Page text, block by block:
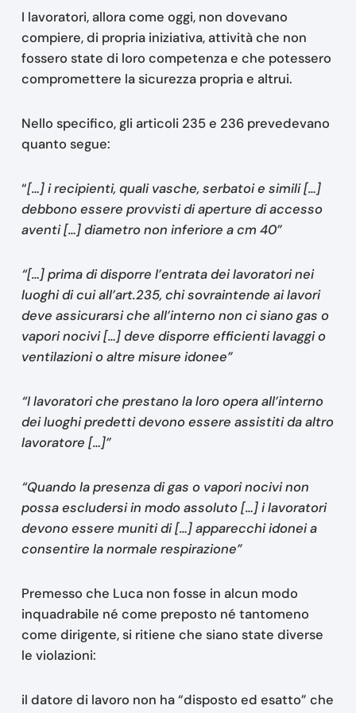
I lavoratori, allora come oggi, non dovevano
compiere, di propria iniziativa, attività che non
fossero state di loro competenza e che potessero
compromettere la sicurezza propria e altrui.
Nello specifico, gli articoli 235 e 236 prevedevano
quanto segue:
“[…] i recipienti, quali vasche, serbatoi e simili […]
debbono essere provvisti di aperture di accesso
aventi […] diametro non inferiore a cm 40”
“[…] prima di disporre l’entrata dei lavoratori nei
luoghi di cui all’art.235, chi sovraintende ai lavori
deve assicurarsi che all’interno non ci siano gas o
vapori nocivi […] deve disporre efficienti lavaggi o
ventilazioni o altre misure idonee”
“I lavoratori che prestano la loro opera all’interno
dei luoghi predetti devono essere assistiti da altro
lavoratore […]”
“Quando la presenza di gas o vapori nocivi non
possa escludersi in modo assoluto […] i lavoratori
devono essere muniti di […] apparecchi idonei a
consentire la normale respirazione”
Premesso che Luca non fosse in alcun modo
inquadrabile né come preposto né tantomeno
come dirigente, si ritiene che siano state diverse
le violazioni:
il datore di lavoro non ha “disposto ed esatto” che